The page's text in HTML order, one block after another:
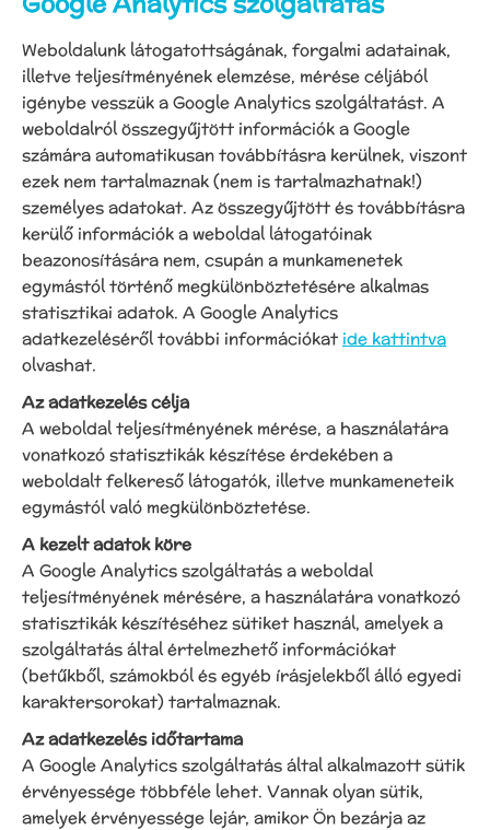
Weboldalunk látogatottságának, forgalmi adatainak,
illetve teljesítményének elemzése, mérése céljából
igénybe vesszük a Google Analytics szolgáltatást. A
weboldalról összegyűjtött információk a Google
számára automatikusan továbbításra kerülnek, viszont
ezek nem tartalmaznak (nem is tartalmazhatnak!)
személyes adatokat. Az összegyűjtött és továbbításra
kerülő információk a weboldal látogatóinak
beazonosítására nem, csupán a munkamenetek
egymástól történő megkülönböztetésére alkalmas
statisztikai adatok. A Google Analytics
adatkezeléséről további információkat ide kattintva
olvashat.
Az adatkezelés célja
A weboldal teljesítményének mérése, a használatára
vonatkozó statisztikák készítése érdekében a
weboldalt felkereső látogatók, illetve munkameneteik
egymástól való megkülönböztetése.
A kezelt adatok köre
A Google Analytics szolgáltatás a weboldal
teljesítményének mérésére, a használatára vonatkozó
statisztikák készítéséhez sütiket használ, amelyek a
szolgáltatás által értelmezhető információkat
(betűkből, számokból és egyéb írásjelekből álló egyedi
karaktersorokat) tartalmaznak.
Az adatkezelés időtartama
A Google Analytics szolgáltatás által alkalmazott sütik
érvényessége többféle lehet. Vannak olyan sütik,
amelyek érvényessége lejár, amikor Ön bezárja az